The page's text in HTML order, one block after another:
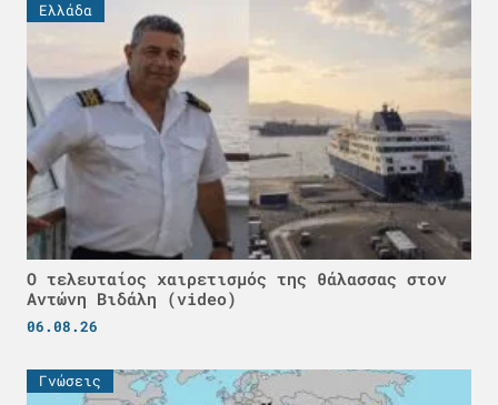
Ελλάδα
Ο τελευταίος χαιρετισμός της θάλασσας στον
Αντώνη Βιδάλη (video)
06.08.26
Γνώσεις